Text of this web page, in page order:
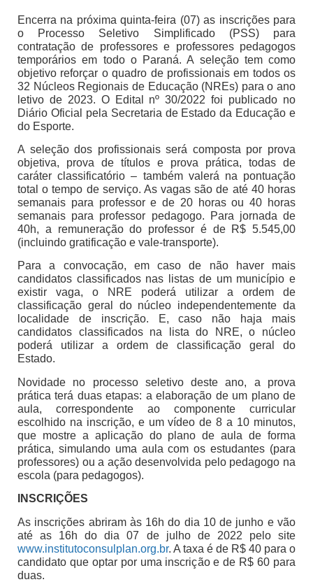
Encerra na próxima quinta-feira (07) as inscrições para
o Processo Seletivo Simplificado (PSS) para
contratação de professores e professores pedagogos
temporários em todo o Paraná. A seleção tem como
objetivo reforçar o quadro de profissionais em todos os
32 Núcleos Regionais de Educação (NREs) para o ano
letivo de 2023. O Edital nº 30/2022 foi publicado no
Diário Oficial pela Secretaria de Estado da Educação e
do Esporte.
A seleção dos profissionais será composta por prova
objetiva, prova de títulos e prova prática, todas de
caráter classificatório – também valerá na pontuação
total o tempo de serviço. As vagas são de até 40 horas
semanais para professor e de 20 horas ou 40 horas
semanais para professor pedagogo. Para jornada de
40h, a remuneração do professor é de R$ 5.545,00
(incluindo gratificação e vale-transporte).
Para a convocação, em caso de não haver mais
candidatos classificados nas listas de um município e
existir vaga, o NRE poderá utilizar a ordem de
classificação geral do núcleo independentemente da
localidade de inscrição. E, caso não haja mais
candidatos classificados na lista do NRE, o núcleo
poderá utilizar a ordem de classificação geral do
Estado.
Novidade no processo seletivo deste ano, a prova
prática terá duas etapas: a elaboração de um plano de
aula, correspondente ao componente curricular
escolhido na inscrição, e um vídeo de 8 a 10 minutos,
que mostre a aplicação do plano de aula de forma
prática, simulando uma aula com os estudantes (para
professores) ou a ação desenvolvida pelo pedagogo na
escola (para pedagogos).
INSCRIÇÕES
As inscrições abriram às 16h do dia 10 de junho e vão
até as 16h do dia 07 de julho de 2022 pelo site
www.institutoconsulplan.org.br. A taxa é de R$ 40 para o
candidato que optar por uma inscrição e de R$ 60 para
duas.